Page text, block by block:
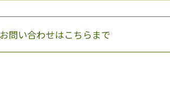
お問い合わせはこちらまで